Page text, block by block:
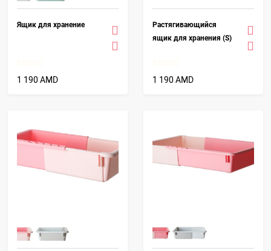
Ящик для хранение
1 190 AMD
Растягивающийся
ящик для хранения (S)
1 190 AMD